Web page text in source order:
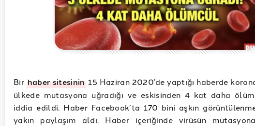
Bir haber sitesinin15 Haziran 2020’de yaptığı haberde
ülkede mutasyona uğradığı ve eskisinden 4 kat daha
iddia edildi. Haber Facebook’ta 170 bini aşkın
yakın paylaşım aldı. Haber içeriğinde virüsün